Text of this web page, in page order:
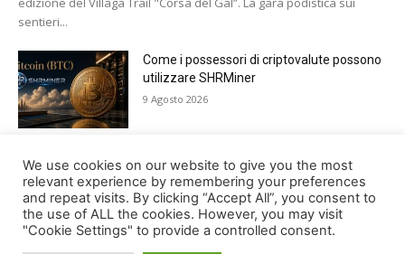
sentieri...
Come i possessori di criptovalute possono
utilizzare SHRMiner
9 Agosto 2026
Tutto pronto a Lamosano per Alpago Sky
Super 3
8 Agosto 2026
We use cookies on our website to give you the most
relevant experience by remembering your preferences
and repeat visits. By clicking “Accept All”, you consent to
the use of ALL the cookies. However, you may visit
"Cookie Settings" to provide a controlled consent.